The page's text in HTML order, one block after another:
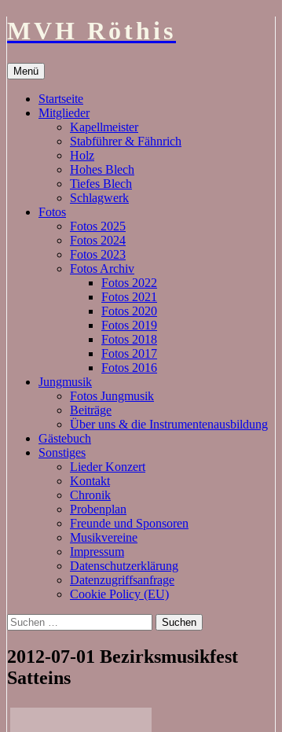
MVH Röthis
Menü
Inhalt
springen
Startseite
Mitglieder
Kapellmeister
Stabführer & Fähnrich
Holz
Hohes Blech
Tiefes Blech
Schlagwerk
Fotos
Fotos 2025
Fotos 2024
Fotos 2023
Fotos Archiv
Fotos 2022
Fotos 2021
Fotos 2020
Fotos 2019
Fotos 2018
Fotos 2017
Fotos 2016
Jungmusik
Fotos Jungmusik
Beiträge
Über uns & die Instrumentenausbildung
Gästebuch
Sonstiges
Lieder Konzert
Kontakt
Chronik
Probenplan
Freunde und Sponsoren
Musikvereine
Impressum
Datenschutzerklärung
Datenzugriffsanfrage
Cookie Policy (EU)
Suchen
nach:
2012-07-01 Bezirksmusikfest
Satteins